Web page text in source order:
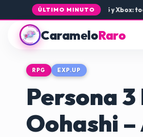
ÚLTIMO MINUTO
de Rogue Core a PS5 y Xbox: todo lo
CarameloRaro
RPG EXP.UP
Persona
Oohashi